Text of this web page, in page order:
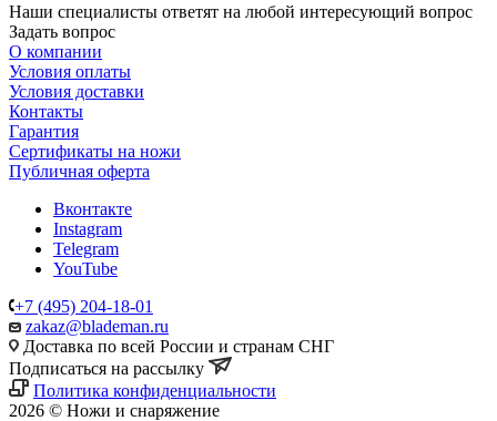
Наши специалисты ответят на любой интересующий вопрос
Задать вопрос
О компании
Условия оплаты
Условия доставки
Контакты
Гарантия
Сертификаты на ножи
Публичная оферта
Вконтакте
Instagram
Telegram
YouTube
+7 (495) 204-18-01
zakaz@blademan.ru
Доставка по всей России и странам СНГ
Подписаться на рассылку
Политика конфиденциальности
2026 © Ножи и снаряжение